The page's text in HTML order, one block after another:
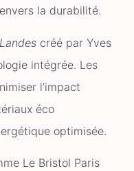
la durabilité.
créé par Yves
intégrée. Les
l’impact
éco
optimisée.
Le Bristol Paris